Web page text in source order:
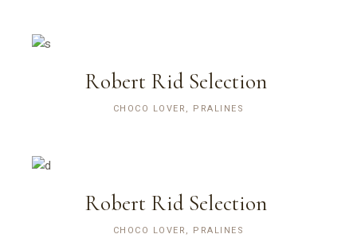
Robert Rid Selection
CHOCO LOVER, PRALINES
Robert Rid Selection
CHOCO LOVER, PRALINES